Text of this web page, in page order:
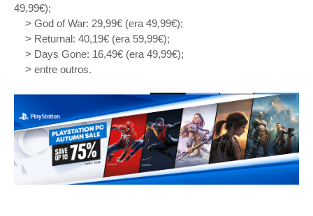
49,99€);
> God of War: 29,99€ (era 49,99€);
> Returnal: 40,19€ (era 59,99€);
> Days Gone: 16,49€ (era 49,99€);
> entre outros.